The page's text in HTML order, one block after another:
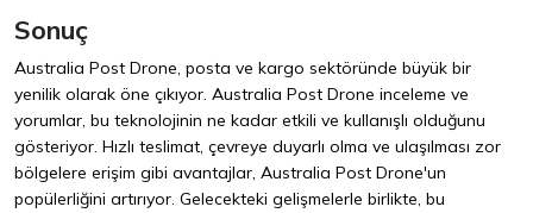
Sonuç
Australia Post Drone, posta ve kargo sektöründe büyük bir
yenilik olarak öne çıkıyor. Australia Post Drone inceleme ve
yorumlar, bu teknolojinin ne kadar etkili ve kullanışlı olduğunu
gösteriyor. Hızlı teslimat, çevreye duyarlı olma ve ulaşılması zor
bölgelere erişim gibi avantajlar, Australia Post Drone'un
popülerliğini artırıyor. Gelecekteki gelişmelerle birlikte, bu